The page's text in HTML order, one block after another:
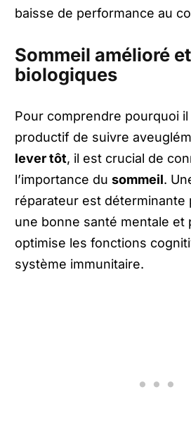
baisse de performance au
Sommeil amélioré
biologiques
Pour comprendre pourquoi
productif de suivre
lever tôt, il est crucial de
l’importance du sommeil.
réparateur est déterminante
une bonne santé mentale et
optimise les fonctions
système immunitaire.